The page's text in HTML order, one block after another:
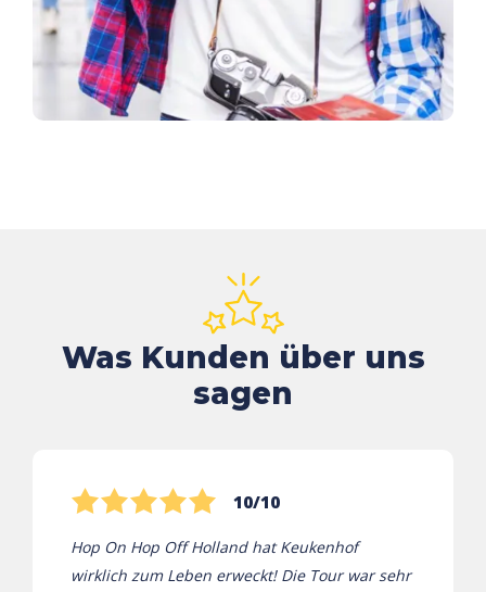
Was Kunden über uns
sagen
10/10
Hop On Hop Off Holland hat Keukenhof
wirklich zum Leben erweckt! Die Tour war sehr